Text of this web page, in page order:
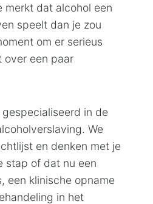
merkt dat alcohol een
speelt dan je zou
om er serieus
over een paar
in de
We
en denken met je
stap of dat nu een
een klinische opname
in het